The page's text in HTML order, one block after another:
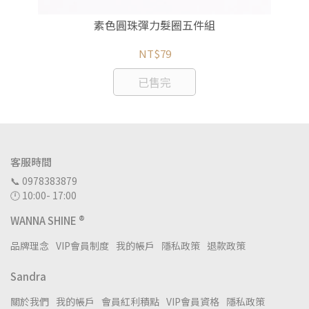
素色圓珠彈力髮圈五件組
NT$79
已售完
客服時間
📞 0978383879
🕛 10:00- 17:00
WANNA SHINE ®
品牌理念 VIP會員制度 我的帳戶 隱私政策 退款政策
Sandra
關於我們 我的帳戶 會員紅利積點 VIP會員資格 隱私政策